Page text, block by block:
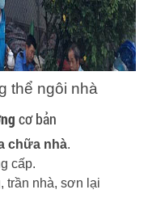
thể ngôi nhà
cơ bản
chữa nhà.
cấp.
trần nhà, sơn lại